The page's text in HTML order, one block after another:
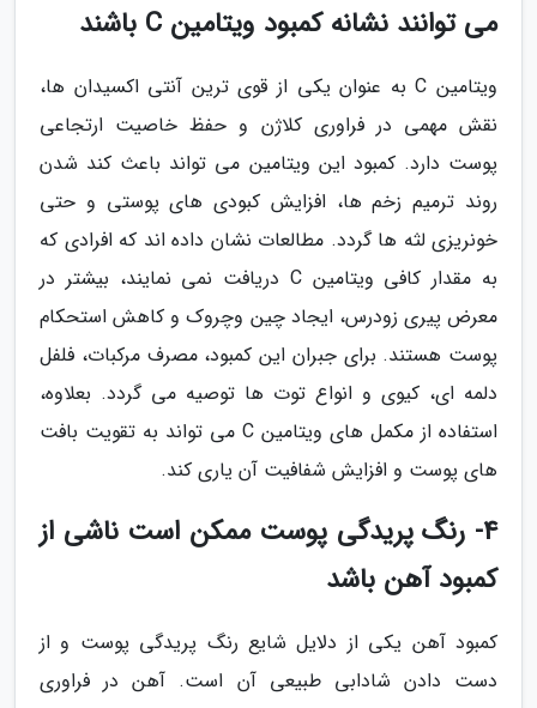
می توانند نشانه کمبود ویتامین C باشند
ویتامین C به عنوان یکی از قوی ترین آنتی اکسیدان ها،
نقش مهمی در فراوری کلاژن و حفظ خاصیت ارتجاعی
پوست دارد. کمبود این ویتامین می تواند باعث کند شدن
روند ترمیم زخم ها، افزایش کبودی های پوستی و حتی
خونریزی لثه ها گردد. مطالعات نشان داده اند که افرادی که
به مقدار کافی ویتامین C دریافت نمی نمایند، بیشتر در
معرض پیری زودرس، ایجاد چین وچروک و کاهش استحکام
پوست هستند. برای جبران این کمبود، مصرف مرکبات، فلفل
دلمه ای، کیوی و انواع توت ها توصیه می گردد. بعلاوه،
استفاده از مکمل های ویتامین C می تواند به تقویت بافت
های پوست و افزایش شفافیت آن یاری کند.
4- رنگ پریدگی پوست ممکن است ناشی از
کمبود آهن باشد
کمبود آهن یکی از دلایل شایع رنگ پریدگی پوست و از
دست دادن شادابی طبیعی آن است. آهن در فراوری